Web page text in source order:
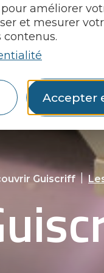
améliorer
et mesurer
Accepter
Guiscriff |